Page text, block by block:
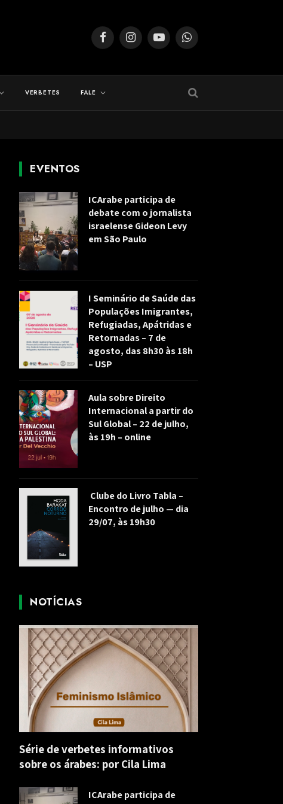
FacebookInstagramYouTubeWhatsApp
VERBETES FALE
EVENTOS
ICArabe participa de
debate com o jornalista
israelense Gideon Levy
em São Paulo
I Seminário de Saúde das
Populações Imigrantes,
Refugiadas, Apátridas e
Retornadas – 7 de
agosto, das 8h30 às 18h
– USP
Aula sobre Direito
Internacional a partir do
Sul Global – 22 de julho,
às 19h – online
Clube do Livro Tabla –
Encontro de julho — dia
29/07, às 19h30
NOTÍCIAS
Série de verbetes informativos
sobre os árabes: por Cila Lima
ICArabe participa de